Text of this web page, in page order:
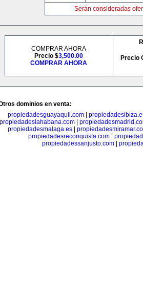
Serán consideradas
COMPRAR AHORA
Precio $3,500.00
COMPRAR AHORA
Precio
dominios en venta:
propiedadesguayaquil.com
propiedadeslahabana.com|
propiedadesmalaga.es|
propiedadesreconquista.com
propiedadessanjusto.com